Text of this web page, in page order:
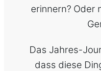
erinnern? Oder
Das Jahres-
dass diese